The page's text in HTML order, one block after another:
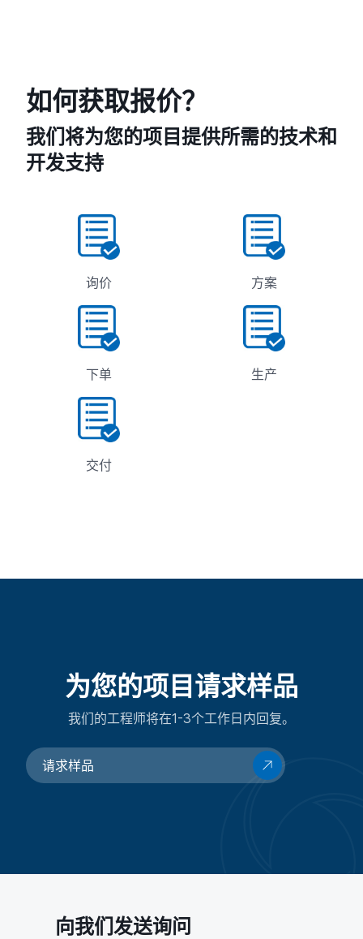
如何获取报价？
我们将为您的项目提供所需的技术和
开发支持
询价 方案
下单 生产
交付
为您的项目请求样品
我们的工程师将在1-3个工作日内回复。
请求样品
向我们发送询问